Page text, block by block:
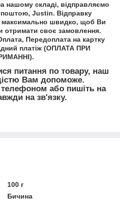
нашому складі, відправляємо
Justin. Відправку
швидко, щоб Ви
своє замовлення.
Передоплата на картку
платіж (ОПЛАТА ПРИ
питання по товару, наш
Вам допоможе.
або пишіть на
на зв'язку.
100 г
Бичина